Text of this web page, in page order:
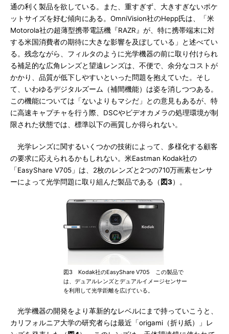
通の利く製品を欲している。また、重すぎず、大きすぎないポケ
ットサイズを好む傾向にある。OmniVision社のHepp氏は、「米
Motorola社の超薄型携帯電話機『RAZR』が、特に携帯端末に対
する米国消費者の期待に大きな影響を及ぼしている」と述べてい
る。残念ながら、フィルタのように光学機器の前に取り付けられ
る補足的な広角レンズと望遠レンズは、不便で、余分なコストが
かかり、品質が低下しやすいといった問題を抱えていた。そし
て、いわゆるデジタルズーム（補間機能）は姿を消しつつある。
この機能については「ないよりもマシだ」との意見もあるが、特
に高速キャプチャを行う際、DSCやビデオカメラの処理環境が制
限された状態では、標準以下の画質しか得られない。
光学レンズに関するいくつかの技術によって、多様化する顧客
の要求に応えられるかもしれない。米Eastman Kodak社の
「EasyShare V705」は、2枚のレンズと2つの710万画素センサ
ーによって光学問題に取り組んだ製品である（図3）。
図3 Kodak社のEasyShare V705 この製品で
は、デュアルレンズとデュアルイメージセンサー
を利用して光学距離を広げている。
光学機器の開発をより革新的なレベルにまで持っていこうと、
カリフォルニア大学の研究者らは最近「origami（折り紙）」レ